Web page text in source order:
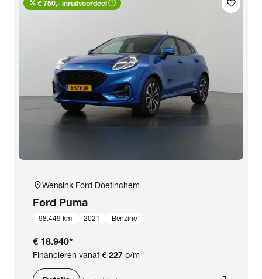
favorite
percent € 750,- inruilvoordeelhelp_outline
location_onWensink Ford Doetinchem
Ford Puma
98.449 km 2021 Benzine
€ 18.940*
Financieren vanaf€ 227 p/m